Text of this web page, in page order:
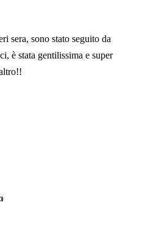
sera, sono stato seguito da
è stata gentilissima e super